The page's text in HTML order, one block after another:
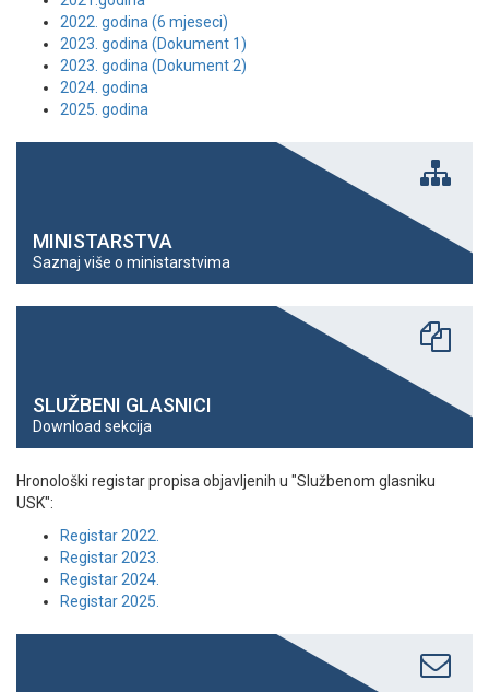
2022. godina (6 mjeseci)
2023. godina (Dokument 1)
2023. godina (Dokument 2)
2024. godina
2025. godina
MINISTARSTVA
Saznaj više o ministarstvima
SLUŽBENI GLASNICI
Download sekcija
Hronološki registar propisa objavljenih u "Službenom glasniku
USK":
Registar 2022.
Registar 2023.
Registar 2024.
Registar 2025.